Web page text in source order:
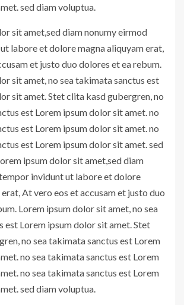
sed diam voluptua.
sit amet,sed diam nonumy eirmod
labore et dolore magna aliquyam erat,
et justo duo dolores et ea rebum.
sit amet, no sea takimata sanctus est
sit amet. Stet clita kasd gubergren, no
est Lorem ipsum dolor sit amet. no
est Lorem ipsum dolor sit amet. no
est Lorem ipsum dolor sit amet. sed
ipsum dolor sit amet,sed diam
invidunt ut labore et dolore
At vero eos et accusam et justo duo
Lorem ipsum dolor sit amet, no sea
est Lorem ipsum dolor sit amet. Stet
no sea takimata sanctus est Lorem
no sea takimata sanctus est Lorem
no sea takimata sanctus est Lorem
sed diam voluptua.